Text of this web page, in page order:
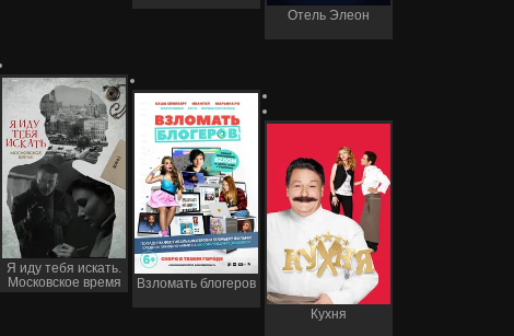
Отель Элеон
Я иду тебя искать.
Московское время
Взломать блогеров
Кухня